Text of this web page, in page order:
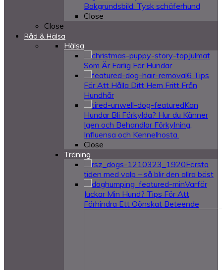
Bakgrundsbild: Tysk schäferhund
Close
Close
Råd & Hälsa
Hälsa
Julmat
Som Är Farlig För Hundar
6 Tips
För Att Hålla Ditt Hem Fritt Från
Hundhår
Kan
Hundar Bli Förkylda? Hur du Känner
Igen och Behandlar Förkylning,
Influensa och Kennelhosta.
Close
Träning
Första
tiden med valp – så blir den allra bäst
Varför
Juckar Min Hund? Tips För Att
Förhindra Ett Oönskat Beteende